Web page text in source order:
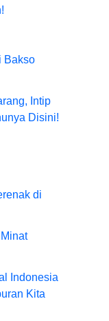
Bakso
Intip
Disini!
di
Indonesia
Kita